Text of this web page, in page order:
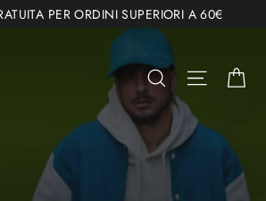
PER ORDINI SUPERIORI A 60€
Cerca